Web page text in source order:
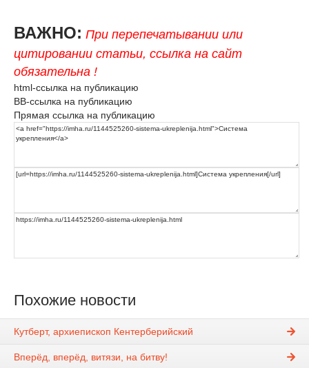
ВАЖНО: При перепечатывании или
цитировании статьи, ссылка на сайт
обязательна !
html-ссылка на публикацию
BB-ссылка на публикацию
Прямая ссылка на публикацию
Похожие новости
Кутберт, архиепископ Кентерберийский
Вперёд, вперёд, витязи, на битву!